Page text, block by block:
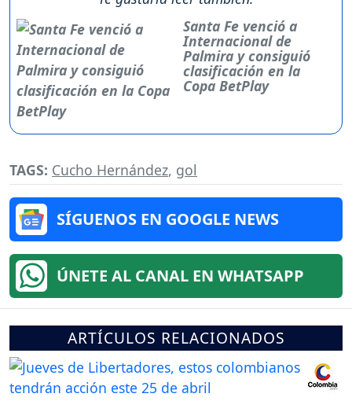
Santa Fe venció a
Internacional de
Palmira y consiguió
clasificación en la
Copa BetPlay
TAGS: Cucho Hernández, gol
SÍGUENOS EN GOOGLE NEWS
ÚNETE AL CANAL EN WHATSAPP
ARTÍCULOS RELACIONADOS